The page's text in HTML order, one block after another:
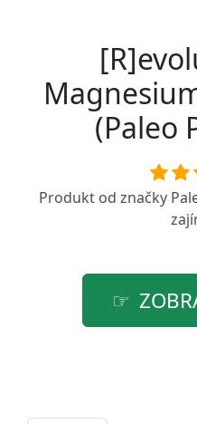
(Paleo
Produkt od značky